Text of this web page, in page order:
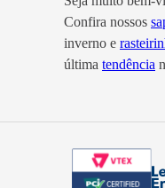
Confira nossos
inverno e
última tendência